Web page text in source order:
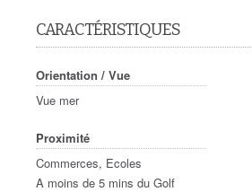
CARACTÉRISTIQUES
Orientation / Vue
Vue mer
Proximité
Commerces, Ecoles
A moins de 5 mins du Golf